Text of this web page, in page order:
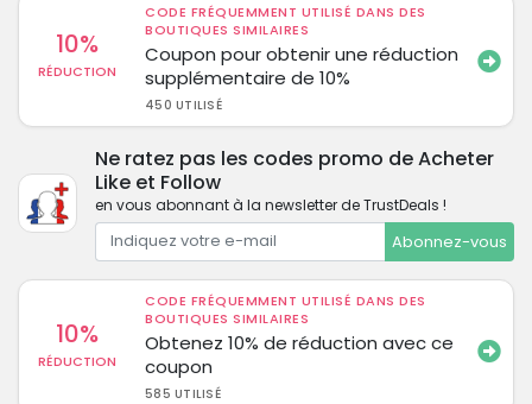
10%
RÉDUCTION
CODE FRÉQUEMMENT UTILISÉ DANS DES
BOUTIQUES SIMILAIRES
Coupon pour obtenir une réduction
supplémentaire de 10%
450 UTILISÉ
Ne ratez pas les codes promo de Acheter
Like et Follow
en vous abonnant à la newsletter de TrustDeals !
Abonnez-vous
10%
RÉDUCTION
CODE FRÉQUEMMENT UTILISÉ DANS DES
BOUTIQUES SIMILAIRES
Obtenez 10% de réduction avec ce
coupon
585 UTILISÉ